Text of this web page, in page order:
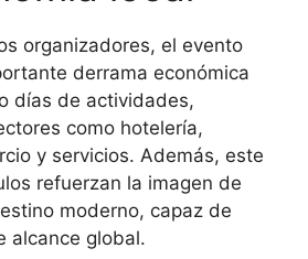
organizadores, el evento
derrama económica
días de actividades,
como hotelería,
y servicios. Además, este
refuerzan la imagen de
moderno, capaz de
alcance global.